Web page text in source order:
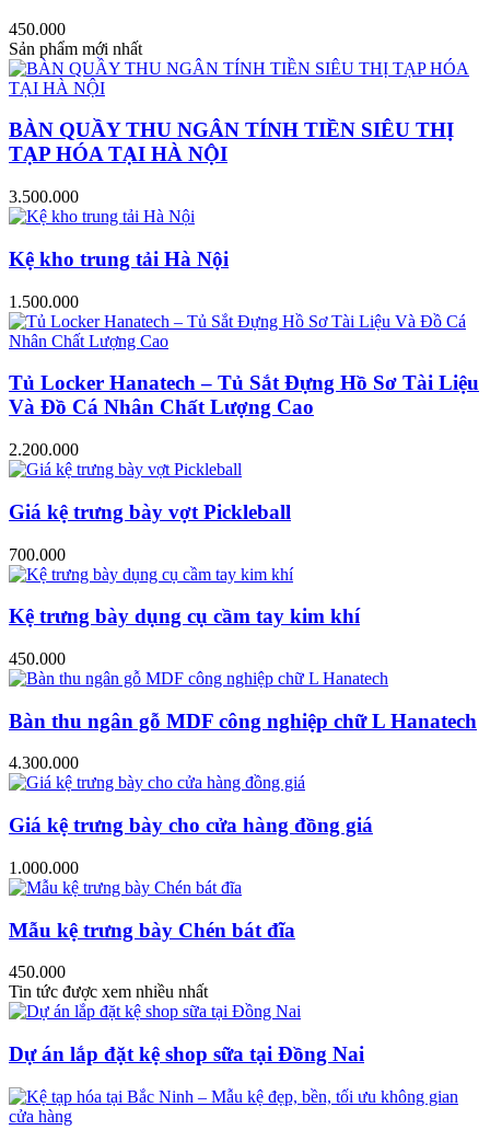
450.000
Sản phẩm mới nhất
BÀN QUẦY THU NGÂN TÍNH TIỀN SIÊU THỊ
TẠP HÓA TẠI HÀ NỘI
3.500.000
Kệ kho trung tải Hà Nội
1.500.000
Tủ Locker Hanatech – Tủ Sắt Đựng Hồ Sơ Tài Liệu
Và Đồ Cá Nhân Chất Lượng Cao
2.200.000
Giá kệ trưng bày vợt Pickleball
700.000
Kệ trưng bày dụng cụ cầm tay kim khí
450.000
Bàn thu ngân gỗ MDF công nghiệp chữ L Hanatech
4.300.000
Giá kệ trưng bày cho cửa hàng đồng giá
1.000.000
Mẫu kệ trưng bày Chén bát đĩa
450.000
Tin tức được xem nhiều nhất
Dự án lắp đặt kệ shop sữa tại Đồng Nai